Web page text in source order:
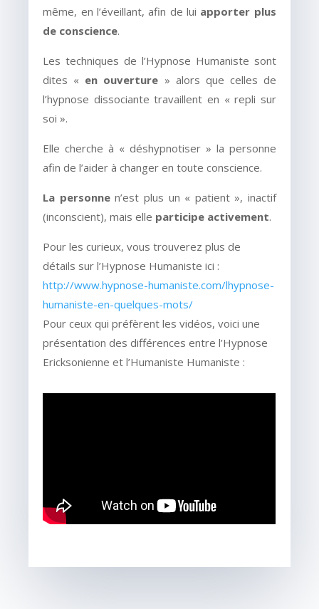
même, en l’éveillant, afin de lui apporter plus
de conscience.
Les techniques de l’Hypnose Humaniste sont
dites « en ouverture » alors que celles de
l’hypnose dissociante travaillent en « repli sur
soi ».
Elle cherche à « déshypnotiser » la personne
afin de l’aider à changer en toute conscience.
La personnen’est plus un « patient », inactif
(inconscient), mais elle participe activement.
Pour les curieux, vous trouverez plus de
détails sur l’Hypnose Humaniste ici :
http://www.hypnose-humaniste.com/lhypnose-
humaniste-en-quelques-mots/
Pour ceux qui préfèrent les vidéos, voici une
présentation des différences entre l’Hypnose
Ericksonienne et l’Humaniste Humaniste :